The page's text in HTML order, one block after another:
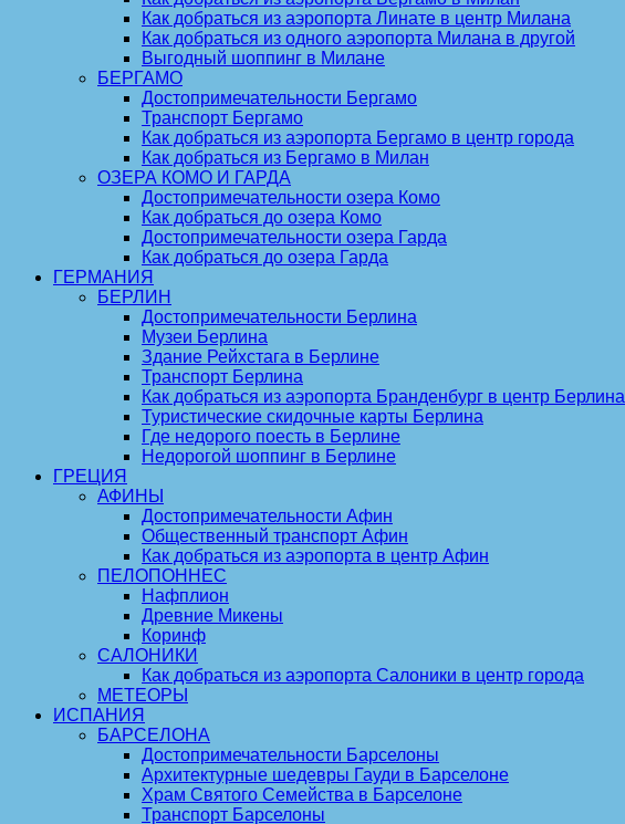
Как добраться из аэропорта Линате в центр Милана
Как добраться из одного аэропорта Милана в другой
Выгодный шоппинг в Милане
БЕРГАМО
Достопримечательности Бергамо
Транспорт Бергамо
Как добраться из аэропорта Бергамо в центр города
Как добраться из Бергамо в Милан
ОЗЕРА КОМО И ГАРДА
Достопримечательности озера Комо
Как добраться до озера Комо
Достопримечательности озера Гарда
Как добраться до озера Гарда
ГЕРМАНИЯ
БЕРЛИН
Достопримечательности Берлина
Музеи Берлина
Здание Рейхстага в Берлине
Транспорт Берлина
Как добраться из аэропорта Бранденбург в центр Берлина
Туристические скидочные карты Берлина
Где недорого поесть в Берлине
Недорогой шоппинг в Берлине
ГРЕЦИЯ
АФИНЫ
Достопримечательности Афин
Общественный транспорт Афин
Как добраться из аэропорта в центр Афин
ПЕЛОПОННЕС
Нафплион
Древние Микены
Коринф
САЛОНИКИ
Как добраться из аэропорта Салоники в центр города
МЕТЕОРЫ
ИСПАНИЯ
БАРСЕЛОНА
Достопримечательности Барселоны
Архитектурные шедевры Гауди в Барселоне
Храм Святого Семейства в Барселоне
Транспорт Барселоны